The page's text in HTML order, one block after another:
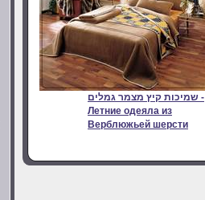
שמיכות קיץ מצמר גמלים -
Летние одеяла из
Верблюжьей шерсти